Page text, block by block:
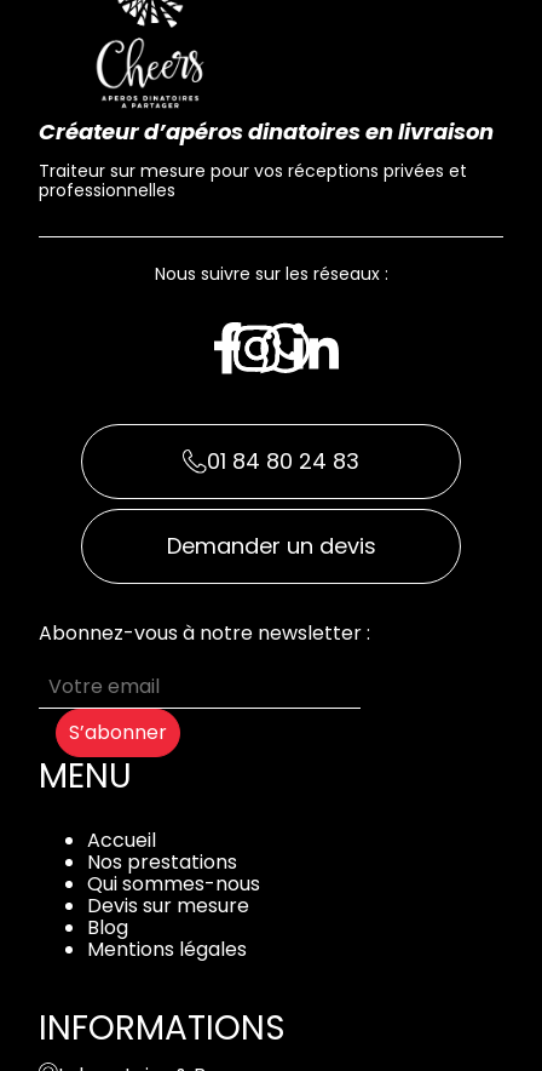
Créateur d’apéros dinatoires en livraison
Traiteur sur mesure pour vos réceptions privées et
professionnelles
Nous suivre sur les réseaux :
01 84 80 24 83
Demander un devis
Abonnez-vous à notre newsletter :
S’abonner
MENU
Accueil
Nos prestations
Qui sommes-nous
Devis sur mesure
Blog
Mentions légales
INFORMATIONS